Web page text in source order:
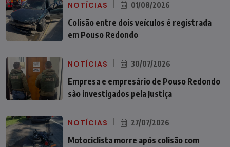
NOTÍCIAS 01/08/2026
Colisão entre dois veículos é registrada
em Pouso Redondo
NOTÍCIAS 30/07/2026
Empresa e empresário de Pouso Redondo
são investigados pela Justiça
NOTÍCIAS 27/07/2026
Motociclista morre após colisão com